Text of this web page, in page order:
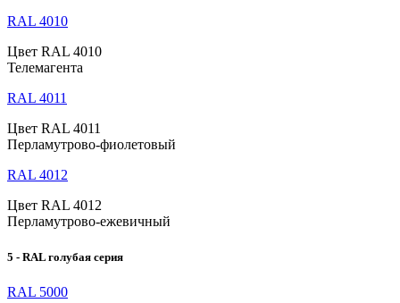
RAL 4010
Цвет RAL 4010
Телемагента
RAL 4011
Цвет RAL 4011
Перламутрово-фиолетовый
RAL 4012
Цвет RAL 4012
Перламутрово-ежевичный
5 - RAL голубая серия
RAL 5000